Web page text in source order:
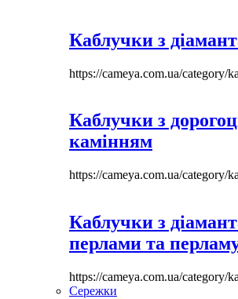
Каблучки з
https://cameya.com.ua/category/
Каблучки з
камінням
https://cameya.com.ua/category/
Каблучки з
перлами та
https://cameya.com.ua/category/
Сережки